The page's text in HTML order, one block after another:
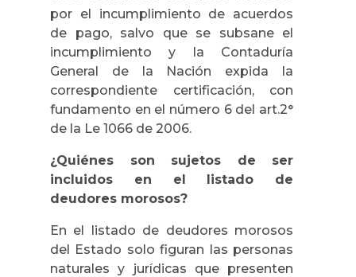
por el incumplimiento de acuerdos
de pago, salvo que se subsane el
incumplimiento y la Contaduría
General de la Nación expida la
correspondiente certificación, con
fundamento en el número 6 del art.2°
de la Le 1066 de 2006.
¿Quiénes son sujetos de ser
incluidos en el listado de
deudores morosos?
En el listado de deudores morosos
del Estado solo figuran las personas
naturales y jurídicas que presenten